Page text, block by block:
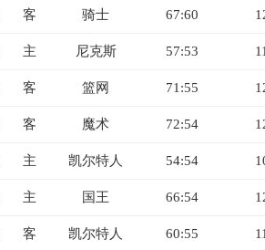
客 骑士 67:60
主 尼克斯 57:53
客 篮网 71:55
客 魔术 72:54
主 凯尔特人 54:54
主 国王 66:54
客 凯尔特人 60:55